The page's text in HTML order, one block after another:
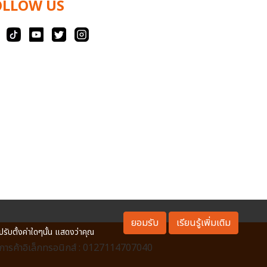
US
ค้าอิเล็กทรอนิกส์ : 0127114707040
รับตั้งค่าใดๆนั้น แสดงว่าคุณ
ยอมรับ เรียนรู้เพิ่มเติม